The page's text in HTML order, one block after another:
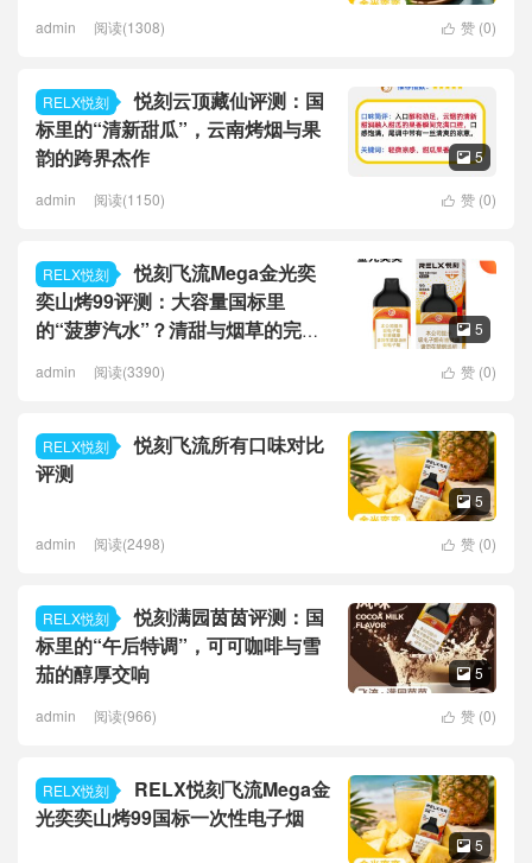
 赞 (0)
admin 阅读(1308)
RELX悦刻
悦刻云顶藏仙评测：国
标里的“清新甜瓜”，云南烤烟与果
韵的跨界杰作
 5
 赞 (0)
admin 阅读(1150)
RELX悦刻
悦刻飞流Mega金光奕
奕山烤99评测：大容量国标里
的“菠萝汽水”？清甜与烟草的完美
 5
 赞 (0)
admin 阅读(3390)
RELX悦刻
悦刻飞流所有口味对比
评测
 5
 赞 (0)
admin 阅读(2498)
RELX悦刻
悦刻满园茵茵评测：国
标里的“午后特调”，可可咖啡与雪
茄的醇厚交响
 5
 赞 (0)
admin 阅读(966)
RELX悦刻
RELX悦刻飞流Mega金
光奕奕山烤99国标一次性电子烟
 5